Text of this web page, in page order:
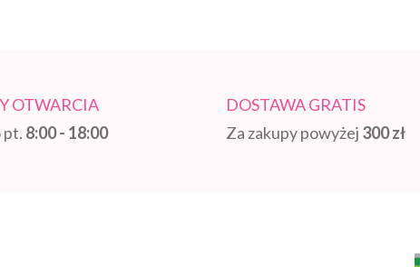
OTWARCIA
pt. 8:00 - 18:00
DOSTAWA GRATIS
Za zakupy powyżej 300 zł